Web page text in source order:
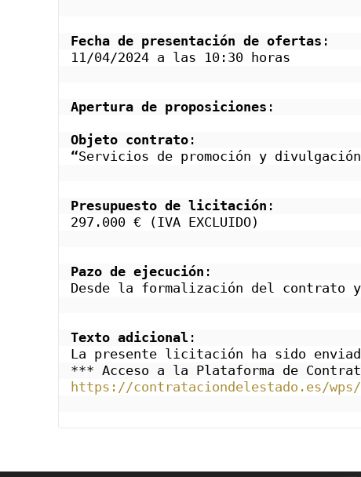
Fecha de presentación de ofertas :
11/04/2024 a las 10:30 horas
Apertura de proposiciones :
Objeto contrato :
“Servicios de promoción y
Presupuesto de licitación :
297.000 € (IVA EXCLUIDO)
Pazo de ejecución :
Desde la formalización del contrato
Texto adicional :
La presente licitación ha sido enviada
*** Acceso a la Plataforma de
https://contrataciondelestado.es/wps/